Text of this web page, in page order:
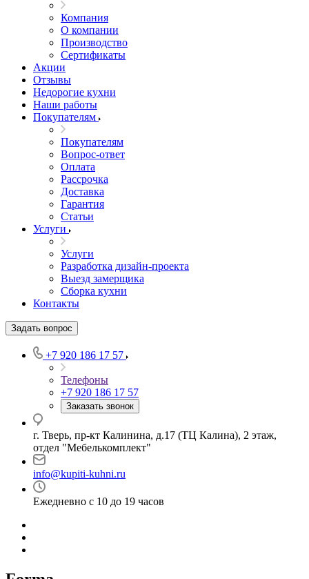
Компания
О компании
Производство
Сертификаты
Акции
Отзывы
Недорогие кухни
Наши работы
Покупателям
Покупателям
Вопрос-ответ
Оплата
Рассрочка
Доставка
Гарантия
Статьи
Услуги
Услуги
Разработка дизайн-проекта
Выезд замерщика
Сборка кухни
Контакты
Задать вопрос
+7 920 186 17 57
Телефоны
+7 920 186 17 57
Заказать звонок
г. Тверь, пр-кт Калинина, д.17 (ТЦ Калина), 2 этаж,
отдел "Мебелькомплект"
info@kupiti-kuhni.ru
Ежедневно с 10 до 19 часов